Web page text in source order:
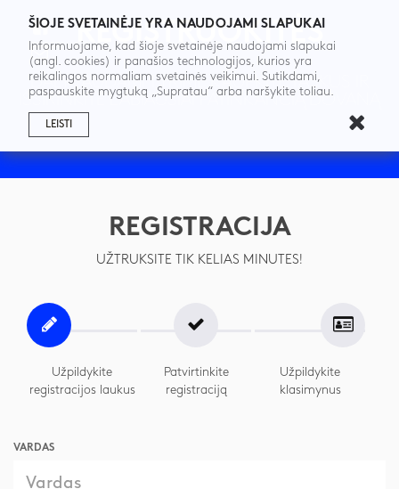
REGISTRUOKITĖS
DALYVAUDAMI TYRIME KAUPKITE TAŠKUS IR
IŠSIRINKITE LABIAUSIAI PATINKANČIĄ DOVANĄ
REGISTRACIJA
UŽTRUKSITE TIK KELIAS MINUTES!
Užpildykite
registracijos laukus
Patvirtinkite
registraciją
Užpildykite
klasimynus
VARDAS
ŠIOJE SVETAINĖJE YRA NAUDOJAMI SLAPUKAI
Informuojame, kad šioje svetainėje naudojami slapukai
(angl. cookies) ir panašios technologijos, kurios yra
reikalingos normaliam svetainės veikimui. Sutikdami,
paspauskite mygtuką „Supratau“ arba naršykite toliau.
LEISTI